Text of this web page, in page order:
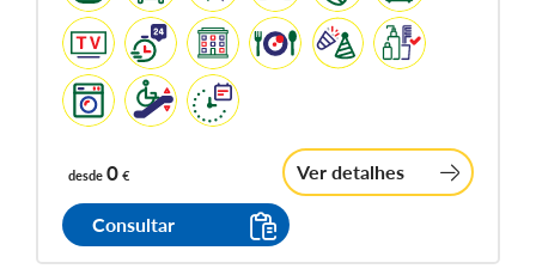
desde 0 € Ver detalhes
Consultar